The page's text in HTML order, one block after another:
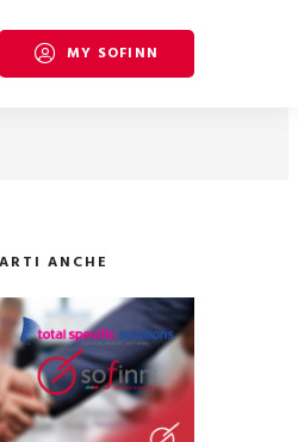
MY SOFINN
ANCHE